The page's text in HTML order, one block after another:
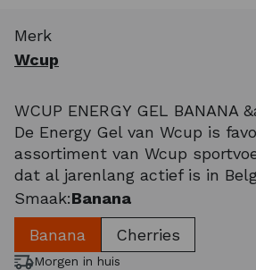
Merk
Wcup
WCUP ENERGY GEL BANANA
De Energy Gel van Wcup is
assortiment van Wcup
dat al jarenlang actief is in
niets zeer bekend is. Wcup
geschikt voor alle type
koolhydraatrijke energiegels
Smaak:Banana
Banana
Cherries
Morgen in huis